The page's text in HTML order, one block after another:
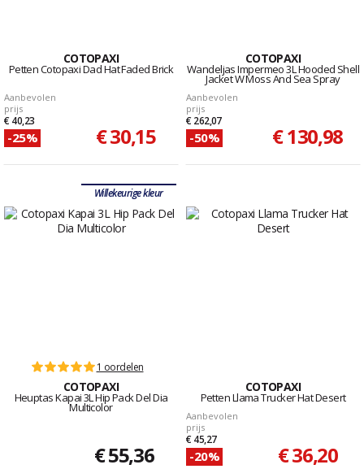
COTOPAXI
Petten Cotopaxi Dad Hat Faded Brick
Aanbevolen
prijs
€ 40,23
-25% € 30,15
COTOPAXI
Wandeljas Impermeo 3L Hooded Shell
Jacket W Moss And Sea Spray
Aanbevolen
prijs
€ 262,07
-50% € 130,98
Willekeurige kleur
1 oordelen
COTOPAXI
Heuptas Kapai 3L Hip Pack Del Dia
Multicolor
€ 55,36
COTOPAXI
Petten Llama Trucker Hat Desert
Aanbevolen
prijs
€ 45,27
-20% € 36,20